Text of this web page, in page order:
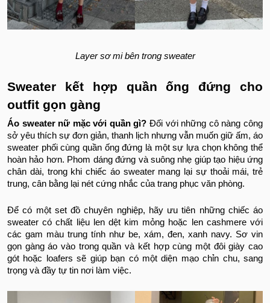
Layer sơ mi bên trong sweater
Sweater kết hợp quần ống đứng cho
outfit gọn gàng
Áo sweater nữ mặc với quần gì?Đối với những cô nàng công
sở yêu thích sự đơn giản, thanh lịch nhưng vẫn muốn giữ ấm, áo
sweater phối cùng quần ống đứng là một sự lựa chọn không thể
hoàn hảo hơn. Phom dáng đứng và suông nhẹ giúp tạo hiệu ứng
chân dài, trong khi chiếc áo sweater mang lại sự thoải mái, trẻ
trung, cân bằng lại nét cứng nhắc của trang phục văn phòng.
Để có một set đồ chuyên nghiệp, hãy ưu tiên những chiếc áo
sweater có chất liệu len dệt kim mỏng hoặc len cashmere với
các gam màu trung tính như be, xám, đen, xanh navy. Sơ vin
gọn gàng áo vào trong quần và kết hợp cùng một đôi giày cao
gót hoặc loafers sẽ giúp bạn có một diện mạo chỉn chu, sang
trọng và đầy tự tin nơi làm việc.